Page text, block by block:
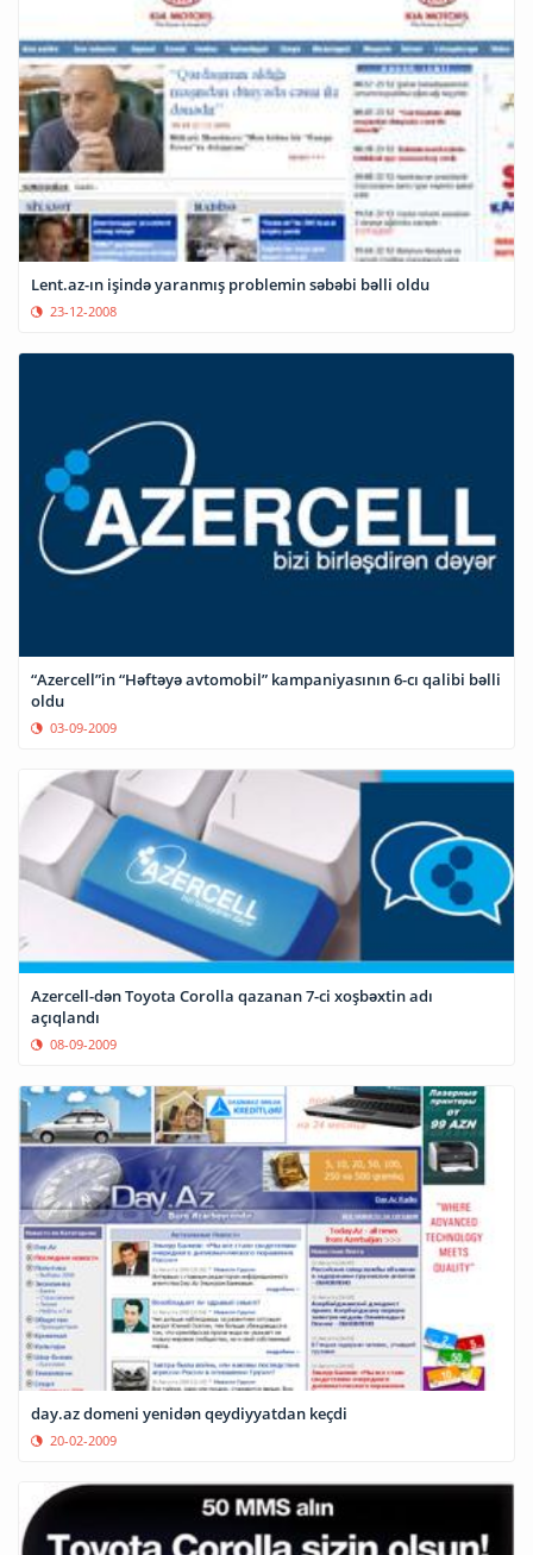
Lent.az-ın işində yaranmış problemin səbəbi bəlli oldu
23-12-2008
“Azercell”in “Həftəyə avtomobil” kampaniyasının 6-cı qalibi bəlli
oldu
03-09-2009
Azercell-dən Toyota Corolla qazanan 7-ci xoşbəxtin adı
açıqlandı
08-09-2009
day.az domeni yenidən qeydiyyatdan keçdi
20-02-2009